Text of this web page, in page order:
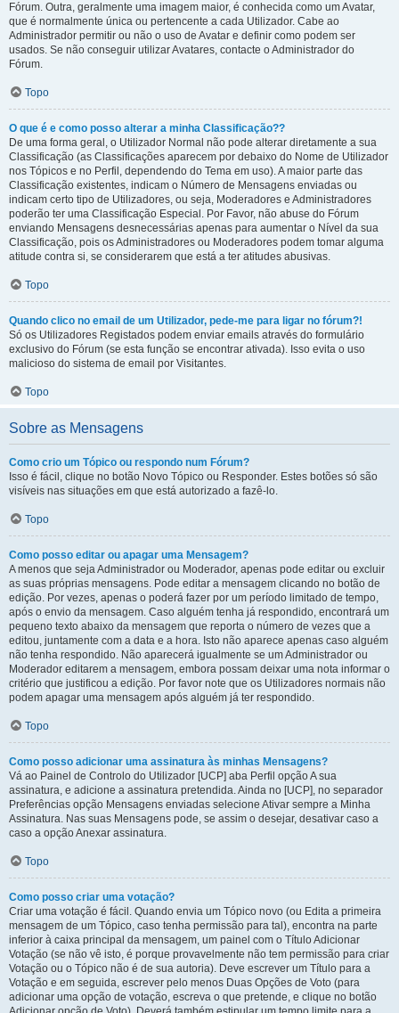
Fórum. Outra, geralmente uma imagem maior, é conhecida como um Avatar,
que é normalmente única ou pertencente a cada Utilizador. Cabe ao
Administrador permitir ou não o uso de Avatar e definir como podem ser
usados. Se não conseguir utilizar Avatares, contacte o Administrador do
Fórum.
Topo
O que é e como posso alterar a minha Classificação??
De uma forma geral, o Utilizador Normal não pode alterar diretamente a sua
Classificação (as Classificações aparecem por debaixo do Nome de Utilizador
nos Tópicos e no Perfil, dependendo do Tema em uso). A maior parte das
Classificação existentes, indicam o Número de Mensagens enviadas ou
indicam certo tipo de Utilizadores, ou seja, Moderadores e Administradores
poderão ter uma Classificação Especial. Por Favor, não abuse do Fórum
enviando Mensagens desnecessárias apenas para aumentar o Nível da sua
Classificação, pois os Administradores ou Moderadores podem tomar alguma
atitude contra si, se considerarem que está a ter atitudes abusivas.
Topo
Quando clico no email de um Utilizador, pede-me para ligar no fórum?!
Só os Utilizadores Registados podem enviar emails através do formulário
exclusivo do Fórum (se esta função se encontrar ativada). Isso evita o uso
malicioso do sistema de email por Visitantes.
Topo
Sobre as Mensagens
Como crio um Tópico ou respondo num Fórum?
Isso é fácil, clique no botão Novo Tópico ou Responder. Estes botões só são
visíveis nas situações em que está autorizado a fazê-lo.
Topo
Como posso editar ou apagar uma Mensagem?
A menos que seja Administrador ou Moderador, apenas pode editar ou excluir
as suas próprias mensagens. Pode editar a mensagem clicando no botão de
edição. Por vezes, apenas o poderá fazer por um período limitado de tempo,
após o envio da mensagem. Caso alguém tenha já respondido, encontrará um
pequeno texto abaixo da mensagem que reporta o número de vezes que a
editou, juntamente com a data e a hora. Isto não aparece apenas caso alguém
não tenha respondido. Não aparecerá igualmente se um Administrador ou
Moderador editarem a mensagem, embora possam deixar uma nota informar o
critério que justificou a edição. Por favor note que os Utilizadores normais não
podem apagar uma mensagem após alguém já ter respondido.
Topo
Como posso adicionar uma assinatura às minhas Mensagens?
Vá ao Painel de Controlo do Utilizador [UCP] aba Perfil opção A sua
assinatura, e adicione a assinatura pretendida. Ainda no [UCP], no separador
Preferências opção Mensagens enviadas selecione Ativar sempre a Minha
Assinatura. Nas suas Mensagens pode, se assim o desejar, desativar caso a
caso a opção Anexar assinatura.
Topo
Como posso criar uma votação?
Criar uma votação é fácil. Quando envia um Tópico novo (ou Edita a primeira
mensagem de um Tópico, caso tenha permissão para tal), encontra na parte
inferior à caixa principal da mensagem, um painel com o Título Adicionar
Votação (se não vê isto, é porque provavelmente não tem permissão para criar
Votação ou o Tópico não é de sua autoria). Deve escrever um Título para a
Votação e em seguida, escrever pelo menos Duas Opções de Voto (para
adicionar uma opção de votação, escreva o que pretende, e clique no botão